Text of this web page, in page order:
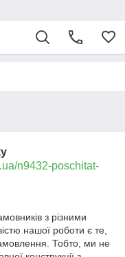
n9432-poschitat-
з різними
нашої роботи є те,
Тобто, ми не